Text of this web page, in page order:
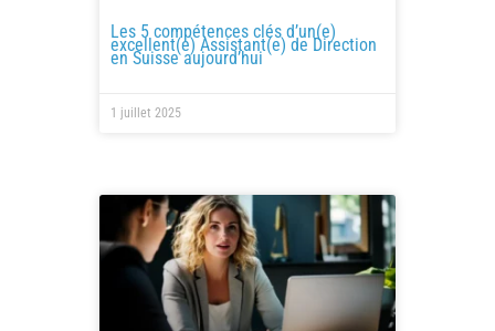
Les 5 compétences clés d’un(e)
excellent(e) Assistant(e) de Direction
en Suisse aujourd’hui
1 juillet 2025